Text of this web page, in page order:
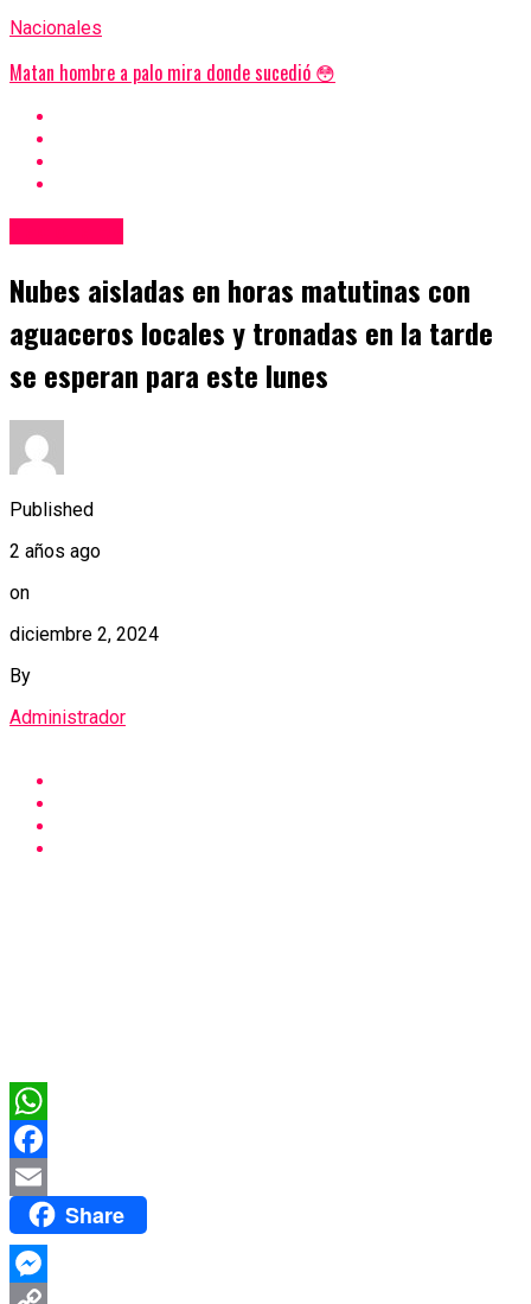
Nacionales
Matan hombre a palo mira donde sucedió 😳
Nubes aisladas en horas matutinas con
aguaceros locales y tronadas en la tarde
se esperan para este lunes
Published
2 años ago
on
diciembre 2, 2024
By
Administrador
WhatsApp
Facebook
Email Share